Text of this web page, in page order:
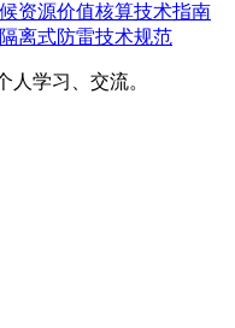
资源价值核算技术指南
离式防雷技术规范
人学习、交流。